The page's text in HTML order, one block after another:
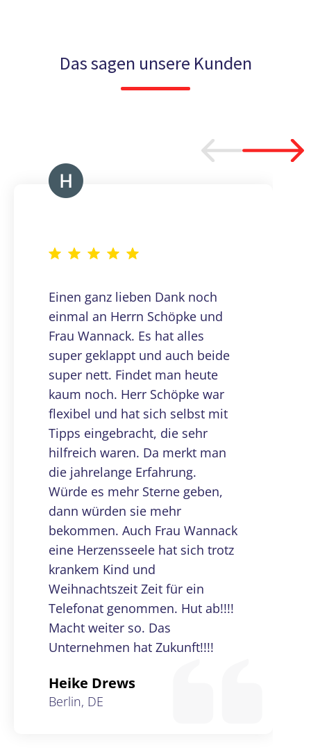
Das sagen unsere Kunden
Einen ganz lieben Dank noch
einmal an Herrn Schöpke und
Frau Wannack. Es hat alles
super geklappt und auch beide
super nett. Findet man heute
kaum noch. Herr Schöpke war
flexibel und hat sich selbst mit
Tipps eingebracht, die sehr
hilfreich waren. Da merkt man
die jahrelange Erfahrung.
Würde es mehr Sterne geben,
dann würden sie mehr
bekommen. Auch Frau Wannack
eine Herzensseele hat sich trotz
krankem Kind und
Weihnachtszeit Zeit für ein
Telefonat genommen. Hut ab!!!!
Macht weiter so. Das
Unternehmen hat Zukunft!!!!
Heike Drews
Berlin, DE